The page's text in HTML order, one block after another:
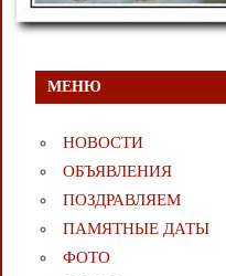
МЕНЮ
НОВОСТИ
ОБЪЯВЛЕНИЯ
ПОЗДРАВЛЯЕМ
ПАМЯТНЫЕ ДАТЫ
ФОТО